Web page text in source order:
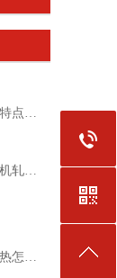
精密管的发展历史以及应用特点介绍
无缝钢管生产工艺流程及轧机轧辊的选用
高压合金管的热处理缺陷过热怎么办？